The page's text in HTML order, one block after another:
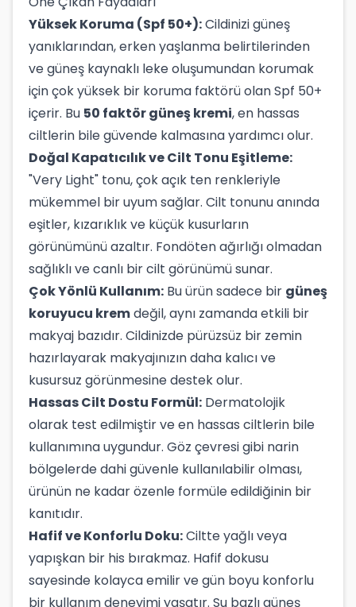
Yüksek Koruma (Spf 50+):Cildinizi güneş
yanıklarından, erken yaşlanma belirtilerinden
ve güneş kaynaklı leke oluşumundan korumak
için çok yüksek bir koruma faktörü olan Spf 50+
içerir. Bu 50 faktör güneş kremi, en hassas
ciltlerin bile güvende kalmasına yardımcı olur.
Doğal Kapatıcılık ve Cilt Tonu Eşitleme:
"Very Light" tonu, çok açık ten renkleriyle
mükemmel bir uyum sağlar. Cilt tonunu anında
eşitler, kızarıklık ve küçük kusurların
görünümünü azaltır. Fondöten ağırlığı olmadan
sağlıklı ve canlı bir cilt görünümü sunar.
Çok Yönlü Kullanım: Bu ürün sadece bir güneş
koruyucu kremdeğil, aynı zamanda etkili bir
makyaj bazıdır. Cildinizde pürüzsüz bir zemin
hazırlayarak makyajınızın daha kalıcı ve
kusursuz görünmesine destek olur.
Hassas Cilt Dostu Formül: Dermatolojik
olarak test edilmiştir ve en hassas ciltlerin bile
kullanımına uygundur. Göz çevresi gibi narin
bölgelerde dahi güvenle kullanılabilir olması,
ürünün ne kadar özenle formüle edildiğinin bir
kanıtıdır.
Hafif ve Konforlu Doku:Ciltte yağlı veya
yapışkan bir his bırakmaz. Hafif dokusu
sayesinde kolayca emilir ve gün boyu konforlu
bir kullanım deneyimi yaşatır. Su bazlı güneş